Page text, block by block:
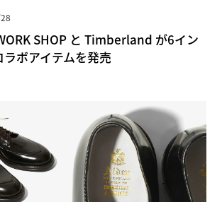
SHOP と Timberland が6イン
ボアイテムを発売